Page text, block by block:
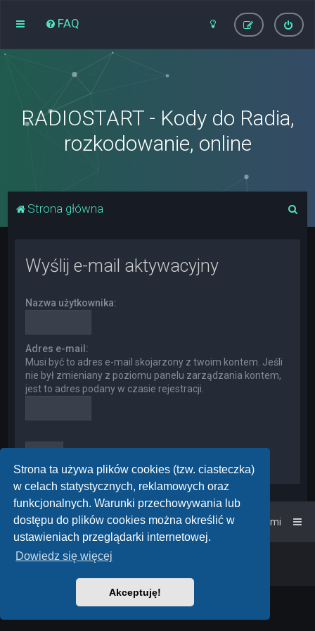
Strona ta używa plików cookies (tzw. ciasteczka)
w celach statystycznych, reklamowych oraz
funkcjonalnych. Warunki przechowywania lub
dostępu do plików cookies można określić w
ustawieniach przeglądarki internetowej.
Dowiedz się więcej
Akceptuję!
FAQ
RADIOSTART - Kody do Radia,
rozkodowanie, online
Strona główna
Wyślij e-mail aktywacyjny
Nazwa użytkownika:
Adres e-mail:
Musi być to adres e-mail skojarzony z twoim kontem. Jeśli
nie był zmieniany z poziomu panelu zarządzania kontem,
jest to adres podany w czasie rejestracji.
Strona główna Kontakt z nami
Powered byphpBB™• Design by